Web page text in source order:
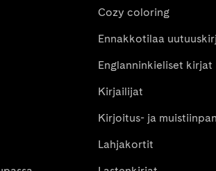
Cozy coloring
Ennakkotilaa
Englanninkieliset kirjat
Kirjailijat
Kirjoitus- ja
Lahjakortit